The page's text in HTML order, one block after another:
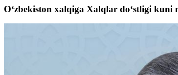
O‘zbekiston xalqiga Хalqlar do‘stligi